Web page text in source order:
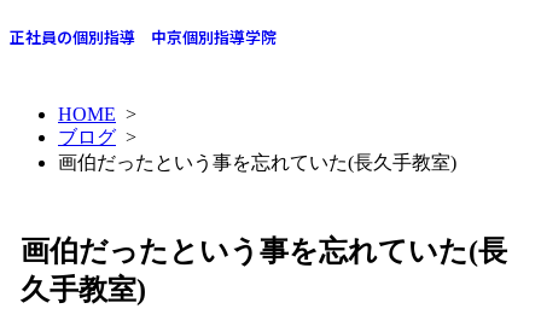
正社員の個別指導 中京個別指導学院
HOME >
ブログ >
画伯だったという事を忘れていた(長久手教室)
画伯だったという事を忘れていた(長
久手教室)